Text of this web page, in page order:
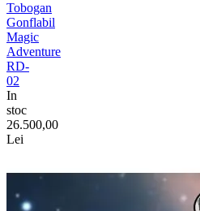
Tobogan
Gonflabil
Magic
Adventure
RD-
02
In
stoc
26.500,00
Lei